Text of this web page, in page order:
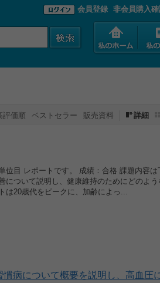
会員登録 非会員購入
評価順 ベストセラー 販売資料 詳細
位目 レポートです。 成績：合格 課題内容は
について説明し、健康維持のためにどのよう
は20歳代をピークに、加齢によっ...
病について概要を説明し、高血圧